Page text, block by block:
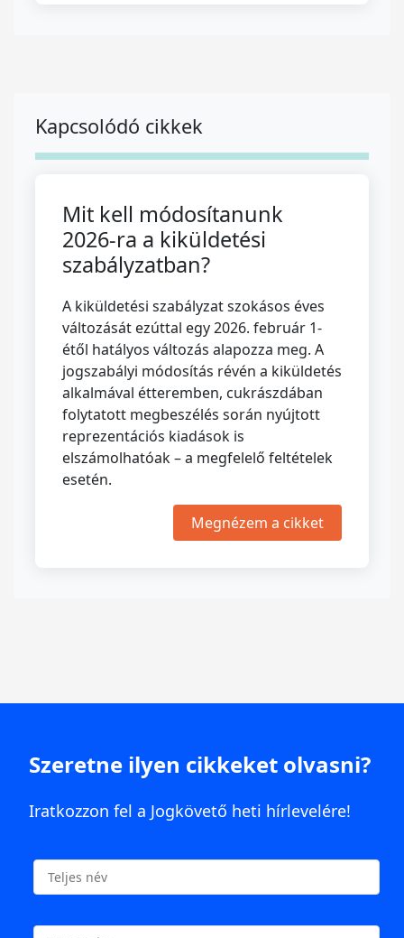
Kapcsolódó cikkek
Mit kell módosítanunk
2026-ra a kiküldetési
szabályzatban?
A kiküldetési szabályzat szokásos éves
változását ezúttal egy 2026. február 1-
étől hatályos változás alapozza meg. A
jogszabályi módosítás révén a kiküldetés
alkalmával étteremben, cukrászdában
folytatott megbeszélés során nyújtott
reprezentációs kiadások is
elszámolhatóak – a megfelelő feltételek
esetén.
Megnézem a cikket
Szeretne ilyen cikkeket olvasni?
Iratkozzon fel a Jogkövető heti hírlevelére!